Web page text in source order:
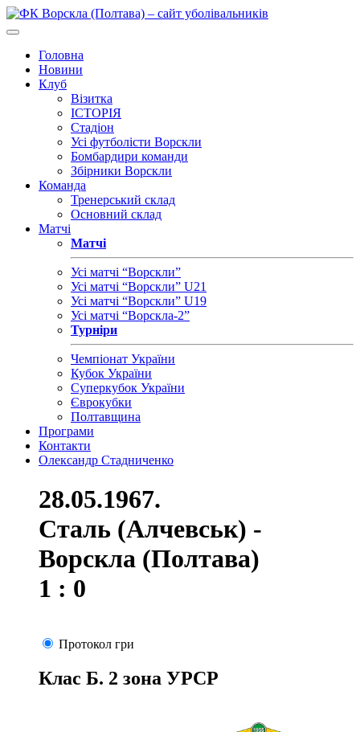
Головна
Новини
Клуб
Візитка
ІСТОРІЯ
Стадіон
Усі футболісти Ворскли
Бомбардири команди
Збірники Ворскли
Команда
Тренерський склад
Основний склад
Матчі
Матчі
Усі матчі “Ворскли”
Усі матчі “Ворскли” U21
Усі матчі “Ворскли” U19
Усі матчі “Ворскла-2”
Турніри
Чемпіонат України
Кубок України
Суперкубок України
Єврокубки
Полтавщина
Програми
Контакти
Олександр Стадниченко
28.05.1967.
Сталь (Алчевськ) -
Ворскла (Полтава)
1 : 0
Протокол гри
Клас Б. 2 зона УРСР